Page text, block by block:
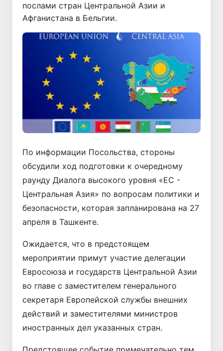
послами стран Центральной Азии и
Афганистана в Бельгии.
По информации Посольства, стороны
обсудили ход подготовки к очередному
раунду Диалога высокого уровня «ЕС -
Центральная Азия» по вопросам политики и
безопасности, которая запланирована на 27
апреля в Ташкенте.
Ожидается, что в предстоящем
мероприятии примут участие делегации
Евросоюза и государств Центральной Азии
во главе с заместителем генерального
секретаря Европейской службы внешних
действий и заместителями министров
иностранных дел указанных стран.